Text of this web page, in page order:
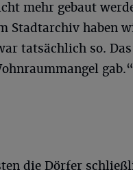
mehr gebaut
Stadtarchiv haben
tatsächlich so.
gab.“
die Dörfer